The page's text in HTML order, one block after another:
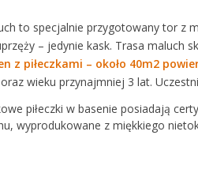
to specjalnie przygotowany tor z
– jedynie kask. Trasa maluch
z piłeczkami – około 40m2
wieku przynajmniej 3 lat.
piłeczki w basenie posiadają
wyprodukowane z miękkiego